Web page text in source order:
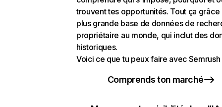
trouvent tes opportunités. Tout ça grâce
plus grande base de données de
propriétaire au monde, qui inclut des
historiques.
Voici ce que tu peux faire avec Semrush
Comprends ton marché